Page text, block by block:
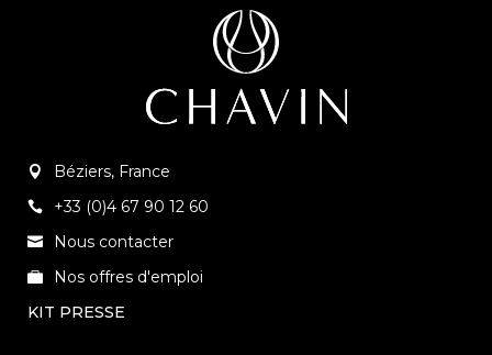
Béziers, France
+33 (0)4 67 90 12 60
Nous contacter
Nos offres d'emploi
KIT PRESSE